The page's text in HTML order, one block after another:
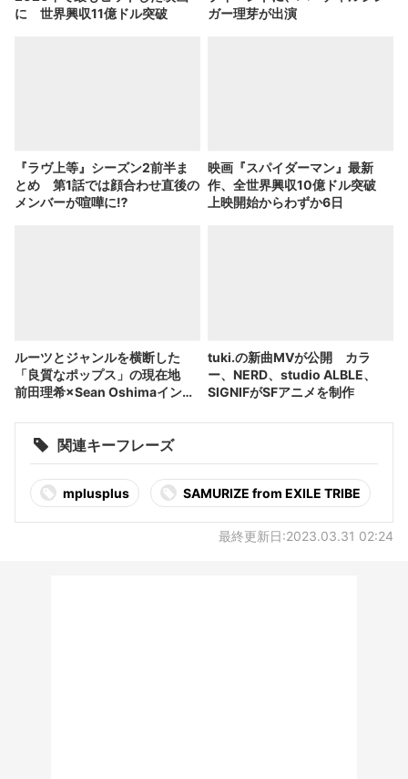
に 世界興収11億ドル突破
ガー理芽が出演
『ラヴ上等』シーズン2前半ま
とめ 第1話では顔合わせ直後の
メンバーが喧嘩に⁉︎
映画『スパイダーマン』最新
作、全世界興収10億ドル突破
上映開始からわずか6日
ルーツとジャンルを横断した
「良質なポップス」の現在地
前田理希×Sean Oshimaインタ
tuki.の新曲MVが公開 カラ
ー、NERD、studio ALBLE、
SIGNIFがSFアニメを制作
関連キーフレーズ
mplusplus SAMURIZE from EXILE TRIBE
最終更新日:2023.03.31 02:24